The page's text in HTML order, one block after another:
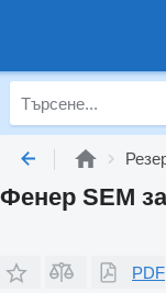
Фенер SEM
PDF